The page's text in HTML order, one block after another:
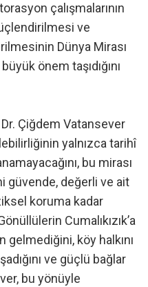
çalışmalarının
ve
Dünya Mirası
önem taşıdığını
Çiğdem Vatansever
yalnızca tarihî
bu mirası
güvende, değerli ve ait
koruma kadar
Cumalıkızık’a
köy halkını
ve güçlü bağlar
bu yönüyle